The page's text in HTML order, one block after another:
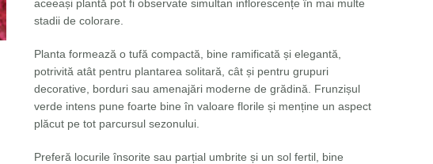
aceeași plantă pot fi observate simultan inflorescențe în mai multe
stadii de colorare.
Planta formează o tufă compactă, bine ramificată și elegantă,
potrivită atât pentru plantarea solitară, cât și pentru grupuri
decorative, borduri sau amenajări moderne de grădină. Frunzișul
verde intens pune foarte bine în valoare florile și menține un aspect
plăcut pe tot parcursul sezonului.
Preferă locurile însorite sau parțial umbrite și un sol fertil, bine